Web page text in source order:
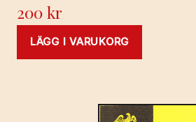
200kr
LÄGG I VARUKORG